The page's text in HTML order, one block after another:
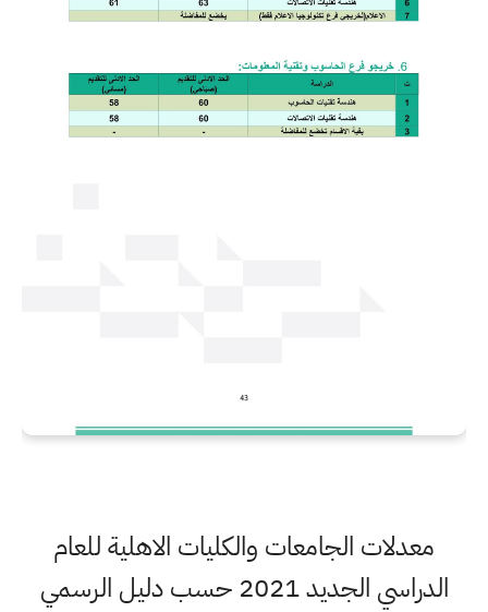
معدلات الجامعات والكليات الاهلية للعام
الدراسي الجديد 2021 حسب دليل الرسمي